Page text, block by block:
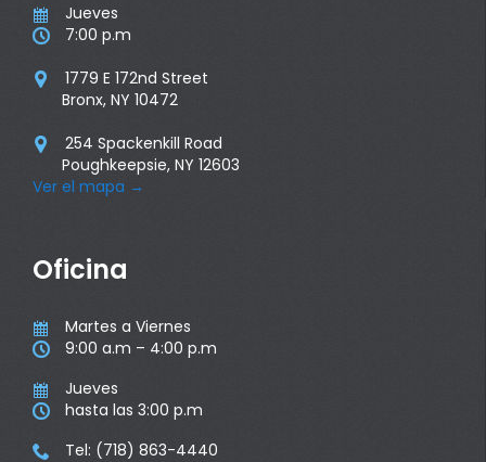
 Jueves
 7:00 p.m

1779 E 172nd Street
Bronx, NY 10472

254 Spackenkill Road
Poughkeepsie, NY 12603
Ver el mapa →
Oficina
 Martes a Viernes
 9:00 a.m – 4:00 p.m
 Jueves
 hasta las 3:00 p.m
 Tel: (718) 863-4440